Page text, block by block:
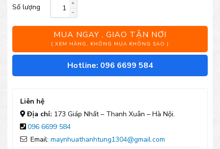
Số lượng
Bộ
bàn
ghế
nhựa
số
lượng
MUA NGAY , GIAO TẬN NƠI
( XEM HÀNG, KHÔNG MUA KHÔNG SAO )
Hotline: 096 6699 584
Liên hệ
Địa chỉ: 173 Giáp Nhất – Thanh Xuân – Hà Nội.
096 6699 584
Email: maynhuathanhtung1304@gmail.com